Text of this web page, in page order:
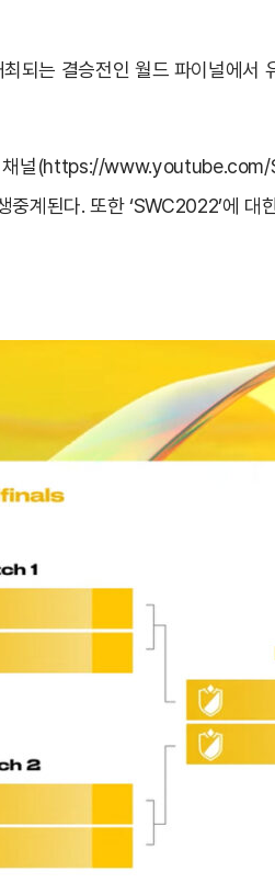
되는 결승전인 월드 파이널에서
널(https://www.youtube.com/
계된다. 또한 ‘SWC2022’에 대